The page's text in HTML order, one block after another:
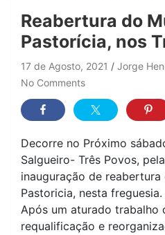
Reabertura do
Pastorícia, nos
17 de Agosto, 2021
Jorge
No Comments
Decorre no Próximo
Salgueiro- Três Povos,
inauguração de reabertura
Pastoricia, nesta freguesia.
Após um aturado trabalho
requalificação e